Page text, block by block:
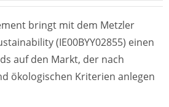
bringt mit dem Metzler
(IE00BYY02855) einen
auf den Markt, der nach
ökologischen Kriterien anlegen